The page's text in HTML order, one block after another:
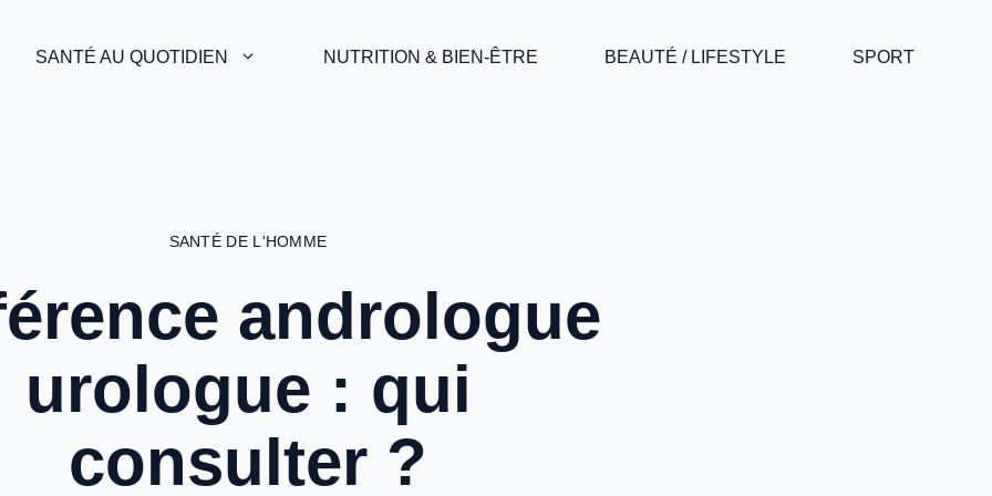
SANTÉ AU QUOTIDIEN NUTRITION & BIEN-ÊTRE BEAUTÉ / LIFESTYLE SPORT
SANTÉ DE L'HOMME
andrologue
urologue : qui
consulter ?